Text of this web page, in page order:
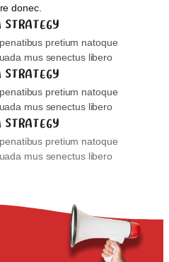
donec.
pretium natoque
mus senectus libero
pretium natoque
mus senectus libero
pretium natoque
mus senectus libero